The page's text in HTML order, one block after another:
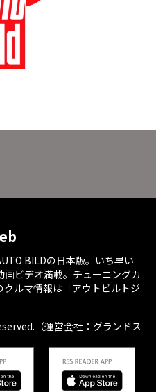
BILDの日本版。いち早い
ビデオ満載。チューニングカ
ルマ情報は「アウトビルトジ
（運営会社：グランドス